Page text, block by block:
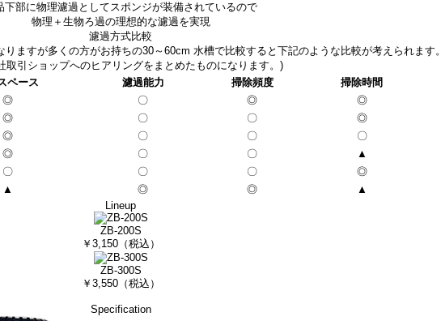
下部に物理濾過としてスポンジが装備されているので
物理＋生物ろ過の理想的な濾過を実現
濾過方式比較
ますが多くの方がお持ちの30～60cm 水槽で比較すると下記のような比較が考えられます。
取引ショップへのヒアリングをまとめたものになります。)
ペース 濾過能力 掃除頻度 掃除時間
◎ 〇 ◎ ◎
◎ 〇 〇 ◎
◎ 〇 〇 〇
◎ 〇 〇 ▲
〇 〇 〇 ◎
▲ ◎ ◎ ▲
Lineup
ZB-200S
￥3,150（税込）
ZB-300S
￥3,550（税込）
Specification